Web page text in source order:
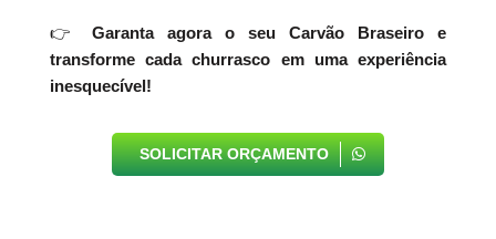
👉
Garanta agora o seu Carvão Braseiro e
transforme cada churrasco em uma experiência
inesquecível!
SOLICITAR ORÇAMENTO